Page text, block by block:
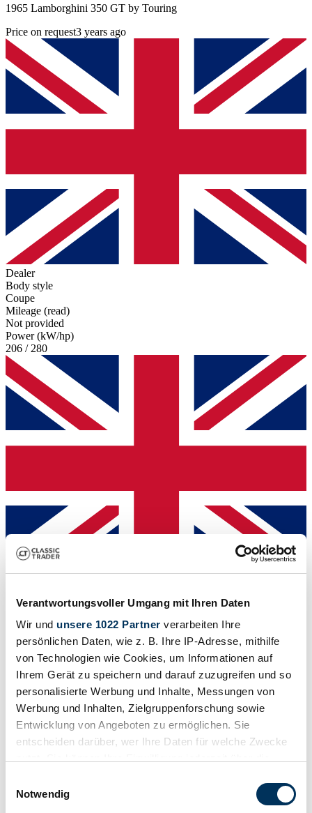
Verantwortungsvoller Umgang mit Ihren Daten
Wir und unsere 1022 Partner verarbeiten Ihre
persönlichen Daten, wie z. B. Ihre IP-Adresse, mithilfe
von Technologien wie Cookies, um Informationen auf
Ihrem Gerät zu speichern und darauf zuzugreifen und so
personalisierte Werbung und Inhalte, Messungen von
Werbung und Inhalten, Zielgruppenforschung sowie
Entwicklung von Angeboten zu ermöglichen. Sie
entscheiden darüber, wer Ihre Daten für welche Zwecke
Trigger Symbol ändern oder widerrufen
Notwendig
1965 Lamborghini 350 GT by Touring
Price on request3 years ago
Dealer
Body style
Coupe
Mileage (read)
Not provided
Power (kW/hp)
206 / 280